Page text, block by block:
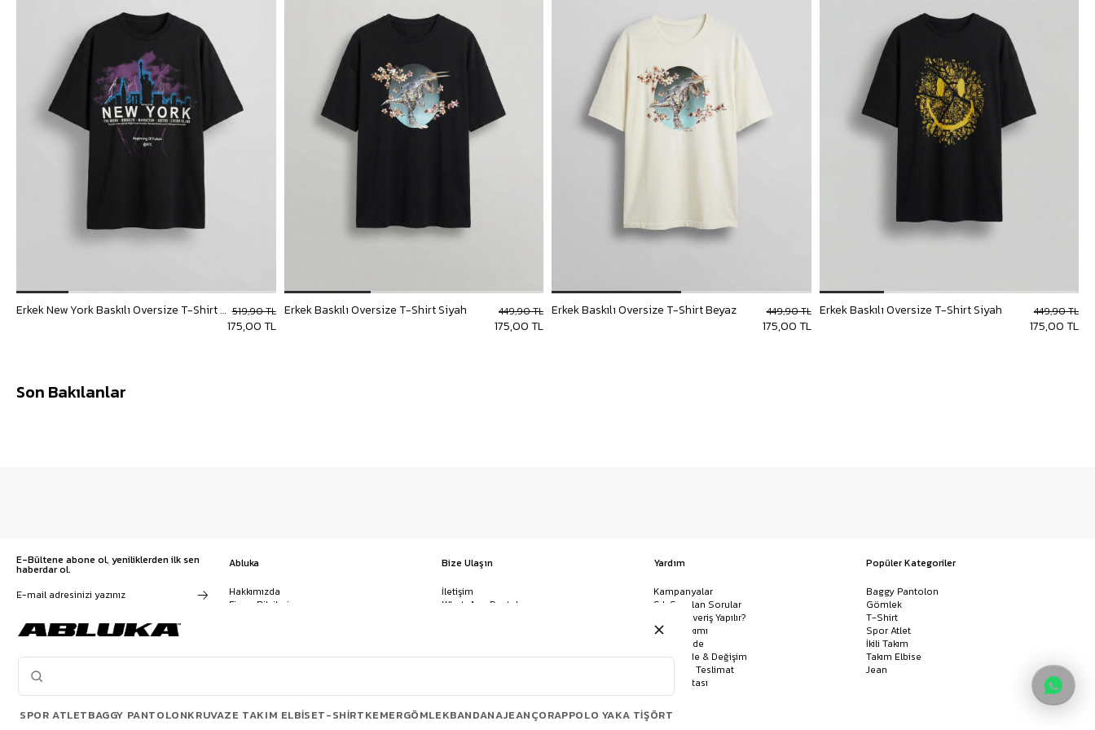
Erkek New York Baskılı Oversize T-Shirt Siyah
175,00 TL
519,90 TL Erkek Baskılı Oversize T-Shirt Siyah
175,00 TL
449,90 TL Erkek Baskılı Oversize T-Shirt Beyaz
175,00 TL
449,90 TL Erkek Baskılı Oversize T-Shirt Siyah
175,00 TL
449,90 TL
Son Bakılanlar
E-Bültene abone ol, yeniliklerden ilk sen
haberdar ol.
Kampanyalar, ürünler ve
değişiklikler hakkında e-mail ve
Abluka
Hakkımızda
Firma Bilgileri
Sözleşmeler
Bize Ulaşın
İletişim
WhatsApp Destek
Havale/EFT ve Kapıda Ödeme
Yardım
Kampanyalar
Sık Sorulan Sorular
Nasıl Alışveriş Yapılır?
Giysi Bakımı
İptal & İade
Kolay İade & Değişim
Kargo ve Teslimat
Site Haritası
Popüler Kategoriler
Baggy Pantolon
Gömlek
T-Shirt
Spor Atlet
İkili Takım
Takım Elbise
Jean
SPOR ATLETBAGGY PANTOLONKRUVAZE TAKIM ELBISET-SHIRTKEMERGÖMLEKBANDANAJEANÇORAPPOLO YAKA TIŞÖRT